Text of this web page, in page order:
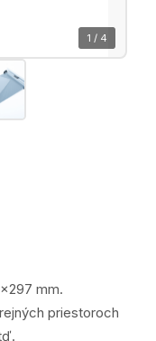
1 / 4
mm.
priestoroch